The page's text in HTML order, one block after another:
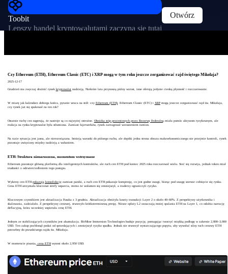
Toobit
Lepszy handel kryptowalutami zaczyna się tutaj
Otwórz
Czy Ethereum (ETH), Ethereum Classic (ETC) i XRP mogą w tym roku jeszcze zorganizować rajd świętego Mikołaja?
2025-12-17
Grudzień ma zwyczaj drażnić rynek kryptowalutnadzieją. Niektóre lata przynoszą późny wzrost, inne oferują jedynie cienką płynność i rozczarowanie.
W miarę jak kalendarz dobiega końca, pytanie wraca na stół: czy Ethereum (ETH), Ethereum Classic (ETC) i XRPmogą jeszcze zorganizować rajd św. Mikołaja,
czy rynek już się spakował na ten rok?
Ostatnie ruchy cen sugerują, że nastroje są co najwyżej ostrożne. Obniżka stóp procentowych przez Rezerwę Federalnąmiała pomóc aktywom ryzykownym, ale
reakcja na rynku kryptowalut była stłumiona. Zamiast fajerwerków, rynek zareagował wzruszeniem ramion.
Na razie sytuacja jest jasna, ale nierozwiązana. Istnieją warunki do późnego ruchu, ale dopóki jedna strona obrazu makroekonomicznego nie przejmie kontroli, rynek
pozostaje uwięziony między nadzieją a wahaniem.
ETH: Struktura nienaruszona, momentum wstrzymane
Ethereum pozostaje główną platformą dla inteligentnych kontraktów, ale ruch cen ETH pod koniec 2025 roku rozczarował wielu. Sieć się rozwija, jednak token miał
trudności z odzwierciedleniem tego postępu.
Wykresy cen ETH pokazują konsolidacjęzamiast paniki, a ruch cen ETH pokazuje kompresję, co jest godne uwagi, biorąc pod uwagę szersze cofnięcie się rynku.
Cena ETH utrzymała kluczowe strefy wsparcia, mimo że wolumen się zmniejszył, a traderzy ograniczyli ryzyko.
Kluczowym czynnikiem jest aktualizacja Fusaka z 3 grudnia. Aktualizacja obniżyła koszty transakcji Layer 2 o około 40–60%. Z perspektywy użytkownika i
skalowania, zadziałało. Z perspektywy cenowej, stworzyło krótkoterminową presję. Niższe opłaty L2 oznaczają mniej spalania ETH na Layer 1, co osłabia narrację
deflacyjną, która wcześniej wspierała cenę ETH.
Jednym ze stabilizujących czynników jest akumulacja. BitMine Immersion Technologies buduje pozycję, pomagając tworzyć miękką podłogę w zakresie 2,800–3,000
USD. Ten zakup pochłonął podaż od sprzedających i zmniejszył ryzyko spadku. Jednak nie stworzył wystarczającego popytu, aby wywołać silny ruch cenowy ETH
potrzebny do prawdziwego rajdu św. Mikołaja.
W momencie pisania, cena ETHwynosi około 2,950 USD.